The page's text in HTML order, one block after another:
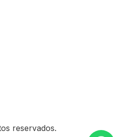
reservados.